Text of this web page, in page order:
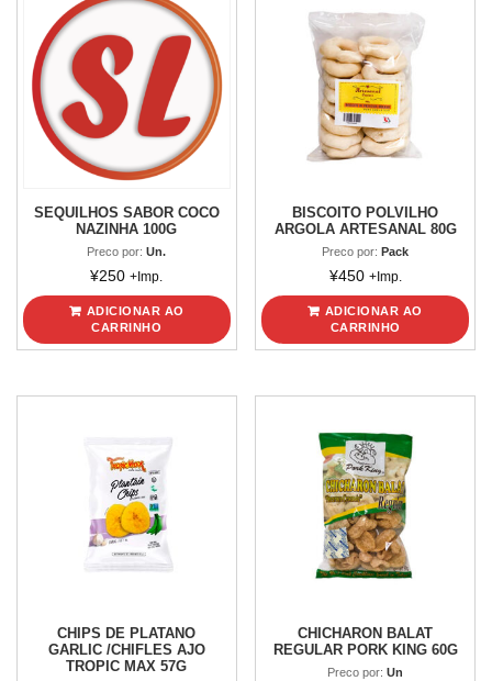
quantidade
SEQUILHOS SABOR COCO
NAZINHA 100G
Preco por:Un.
¥250 +Imp.
ADICIONAR AO
CARRINHO
BISCOITO POLVILHO
ARGOLA ARTESANAL 80G
Preco por:Pack
¥450 +Imp.
ADICIONAR AO
CARRINHO
CHIPS DE PLATANO
GARLIC /CHIFLES AJO
TROPIC MAX 57G
CHICHARON BALAT
REGULAR PORK KING 60G
Preco por:Un